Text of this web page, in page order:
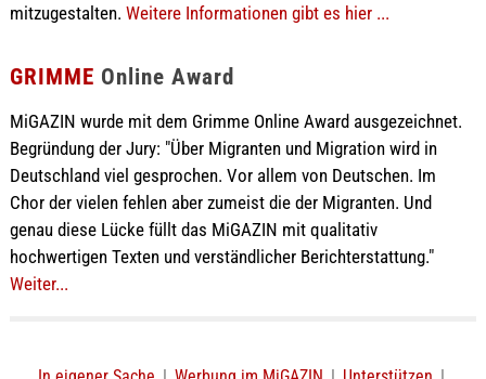
mitzugestalten. Weitere Informationen gibt es hier ...
GRIMME Online Award
MiGAZIN wurde mit dem Grimme Online Award ausgezeichnet.
Begründung der Jury: "Über Migranten und Migration wird in
Deutschland viel gesprochen. Vor allem von Deutschen. Im
Chor der vielen fehlen aber zumeist die der Migranten. Und
genau diese Lücke füllt das MiGAZIN mit qualitativ
hochwertigen Texten und verständlicher Berichterstattung."
Weiter...